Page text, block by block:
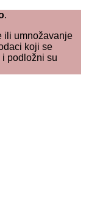
.
ili umnožavanje
koji se
i podložni su